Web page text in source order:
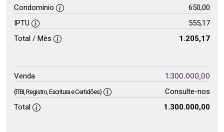
Condomínio
650,00
IPTU
555,17
Total / Mês
1.205,17
Venda 1.300.000,00
(ITBI, Registro, Escritura e Certidões)
Consulte-nos
Total
1.300.000,00